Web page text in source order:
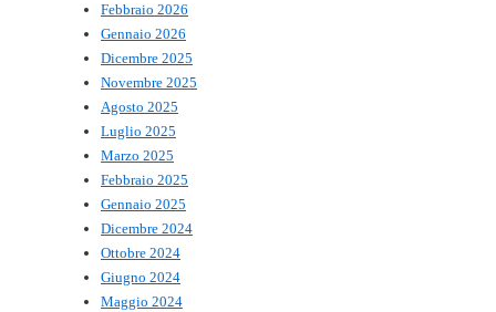
Febbraio 2026
Gennaio 2026
Dicembre 2025
Novembre 2025
Agosto 2025
Luglio 2025
Marzo 2025
Febbraio 2025
Gennaio 2025
Dicembre 2024
Ottobre 2024
Giugno 2024
Maggio 2024